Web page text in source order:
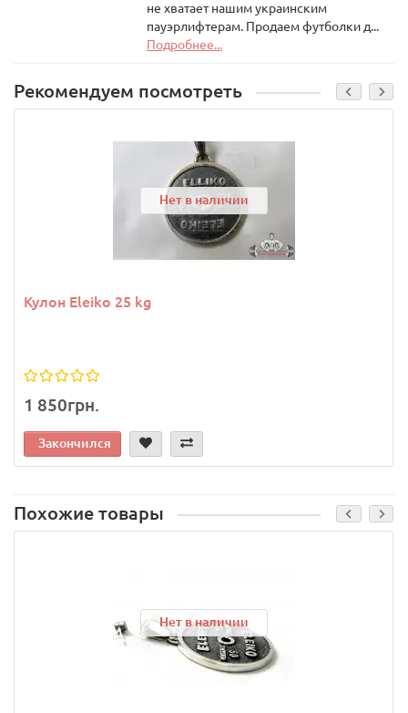
не хватает нашим украинским
пауэрлифтерам. Продаем футболки д...
Подробнее...
Рекомендуем посмотреть
Нет в наличии
Кулон Eleiko 25 kg
1 850грн.
Закончился
Похожие товары
Нет в наличии